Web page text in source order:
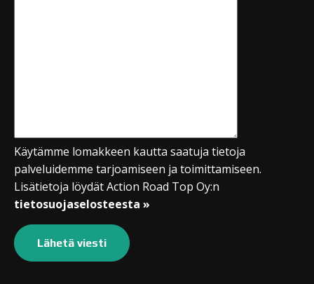
Käytämme lomakkeen kautta saatuja tietoja
palveluidemme tarjoamiseen ja toimittamiseen.
Lisätietoja löydät Action Road Top Oy:n
tietosuojaselosteesta »